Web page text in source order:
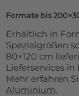
Formate bis
Erhältlich in
Spezialgrößen
80×120 cm
Lieferservices
Mehr erfahren
Aluminium.